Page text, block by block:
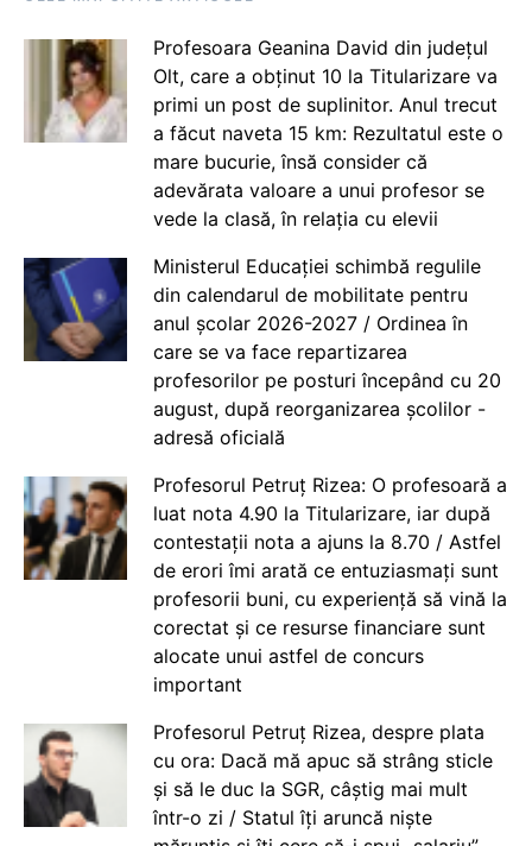
Profesoara Geanina David din județul
Olt, care a obținut 10 la Titularizare va
primi un post de suplinitor. Anul trecut
a făcut naveta 15 km: Rezultatul este o
mare bucurie, însă consider că
adevărata valoare a unui profesor se
vede la clasă, în relația cu elevii
Ministerul Educației schimbă regulile
din calendarul de mobilitate pentru
anul școlar 2026-2027 / Ordinea în
care se va face repartizarea
profesorilor pe posturi începând cu 20
august, după reorganizarea școlilor -
adresă oficială
Profesorul Petruț Rizea: O profesoară a
luat nota 4.90 la Titularizare, iar după
contestații nota a ajuns la 8.70 / Astfel
de erori îmi arată ce entuziasmați sunt
profesorii buni, cu experiență să vină la
corectat și ce resurse financiare sunt
alocate unui astfel de concurs
important
Profesorul Petruț Rizea, despre plata
cu ora: Dacă mă apuc să strâng sticle
și să le duc la SGR, câștig mai mult
într-o zi / Statul îți aruncă niște